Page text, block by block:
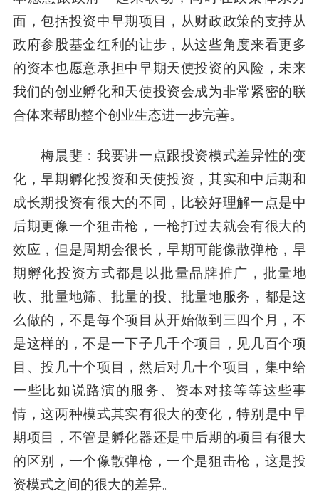
面，包括投资中早期项目，从财政政策的支持从
政府参股基金红利的让步，从这些角度来看更多
的资本也愿意承担中早期天使投资的风险，未来
我们的创业孵化和天使投资会成为非常紧密的联
合体来帮助整个创业生态进一步完善。
梅晨斐 ：我要讲一点跟投资模式差异性的变
化，早期孵化投资和天使投资，其实和中后期和
成长期投资有很大的不同，比较好理解一点是中
后期更像一个狙击枪，一枪打过去就会有很大的
效应，但是周期会很长，早期可能像散弹枪，早
期孵化投资方式都是以批量品牌推广，批量地
收、批量地筛、批量的投、批量地服务，都是这
么做的，不是每个项目从开始做到三四个月，不
是这样的，不是一下子几千个项目，见几百个项
目、投几十个项目，然后对几十个项目，集中给
一些比如说路演的服务、资本对接等等这些事
情，这两种模式其实有很大的变化，特别是中早
期项目，不管是孵化器还是中后期的项目有很大
的区别，一个像散弹枪，一个是狙击枪，这是投
资模式之间的很大的差异。